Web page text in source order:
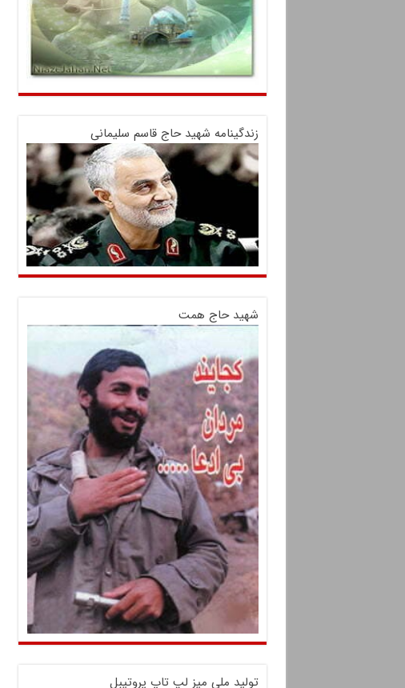
زندگینامه شهید حاج قاسم سلیمانی
شهید حاج همت
تولید ملی میز لپ تاپ پروتیبل